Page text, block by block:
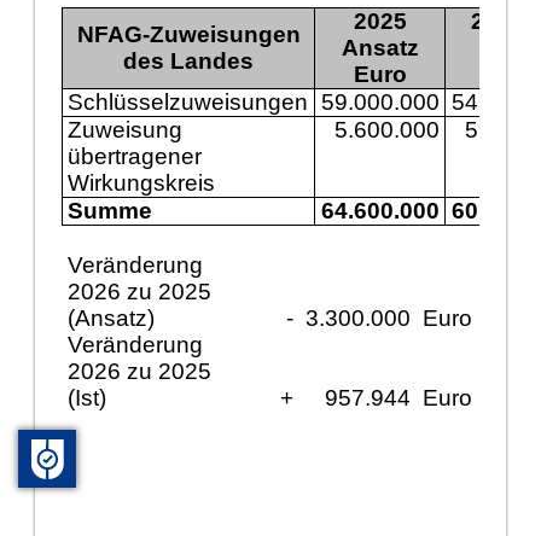
NFAG-Zuweisungen
des Landes
2025
Ansatz
2025
Euro
Schlüsselzuweisungen
59.000.000
Zuweisung
übertragener
Wirkungskreis
5.600.000
Summe 64.600.000
Veränderung
2026 zu 2025
(Ansatz)
- 3.300.000 Euro
Veränderung
2026 zu 2025
(Ist)
+ 957.944 Euro